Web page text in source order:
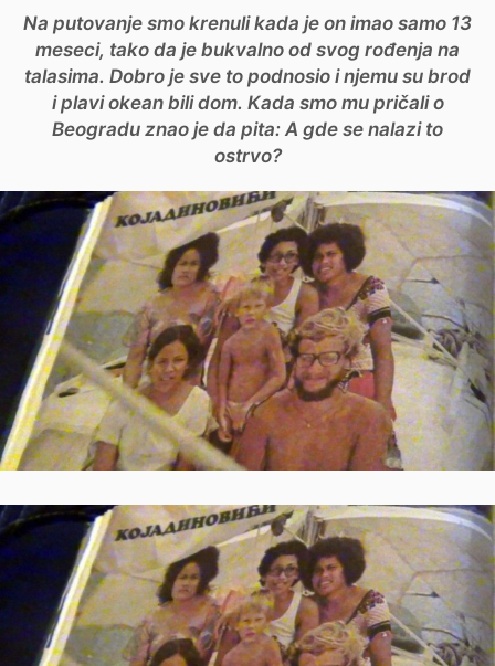
Na putovanje smo krenuli kada je on imao samo 13
meseci, tako da je bukvalno od svog rođenja na
talasima. Dobro je sve to podnosio i njemu su brod
i plavi okean bili dom. Kada smo mu pričali o
Beogradu znao je da pita: A gde se nalazi to
ostrvo?